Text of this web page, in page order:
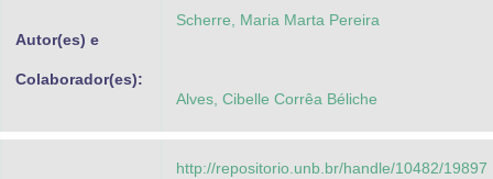
Autor(es) e
Colaborador(es):
Scherre, Maria Marta Pereira
Alves, Cibelle Corrêa Béliche
http://repositorio.unb.br/handle/10482/19897